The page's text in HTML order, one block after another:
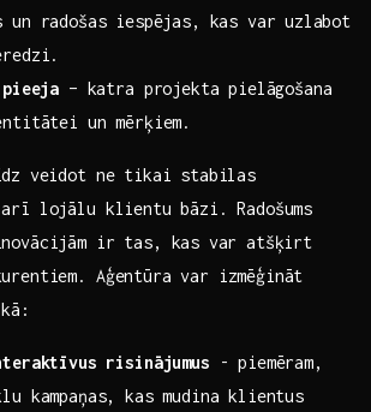
un radošas ⁣iespējas, kas var ⁢uzlabot
⁤pieeja – katra projekta pielāgošana
un mērķiem.
⁤veidot ne tikai stabilas
​lojālu klientu ​bāzi. Radošums
inovācijām ir tas, kas ⁤var atšķirt
Aģentūra var izmēģināt
risinājumus ‌- piemēram,
kampaņas, kas ⁣mudina ‍klientus